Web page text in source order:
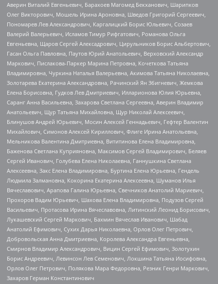
Аверин Виталий Евгеньевич, Барахоев Магомед Бекханович, Шарипков
Олег Викторович, Мошель Ирина Ароновна, Шведов Григорий Сергеевич,
Пономарев Лев Александрович, Каргалицкий Борис Юльевич, Созаев
Валерий Валерьевич, Исламов Тимур Рифгатович, Романова Ольга
Евгеньевна, Щаров Сергей Алексадрович, Цирульников Борис Альбертович,
Гасан Ольга Павловна, Паутов Юрий Анатольевич, Верховский Александр
Маркович, Пислакова-Паркер Марина Петровна, Кочеткова Татьяна
Владимировна, Чуркина Наталья Валерьевна, Акимова Татьяна Николаевна,
Золотарева Екатерина Александровна, Рачинский Ян Збигневич, Жемкова
Елена Борисовна, Гудков Лев Дмитриевич, Илларионова Юлия Юрьевна,
Саранг Анна Васильевна, Захарова Светлана Сергеевна, Аверин Владимир
Анатольевич, Щур Татьяна Михайловна, Щур Николай Алексеевич,
Блинушов Андрей Юрьевич, Мосин Алексей Геннадьевич, Гефтер Валентин
Михайлович, Симонов Алексей Кириллович, Флиге Ирина Анатольевна,
Мельникова Валентина Дмитриевна, Вититинова Елена Владимировна,
Баженова Светлана Куприяновна, Максимов Сергей Владимирович, Беляев
Сергей Иванович, Голубева Елена Николаевна, Ганнушкина Светлана
Алексеевна, Закс Елена Владимировна, Буртина Елена Юрьевна, Гендель
Людмила Залмановна, Кокорина Екатерина Алексеевна, Шуманов Илья
Вячеславович, Арапова Галина Юрьевна, Свечников Анатолий Мариевич,
Прохоров Вадим Юрьевич, Шахова Елена Владимировна, Подузов Сергей
Васильевич, Протасова Ирина Вячеславовна, Литинский Леонид Борисович,
Лукашевский Сергей Маркович, Бахмин Вячеслав Иванович, Шабад
Анатолий Ефимович, Сухих Дарья Николаевна, Орлов Олег Петрович,
Добровольская Анна Дмитриевна, Королева Александра Евгеньевна,
Смирнов Владимир Александрович, Вицин Сергей Ефимович, Золотухин
Борис Андреевич, Левинсон Лев Семенович, Локшина Татьяна Иосифовна,
Орлов Олег Петрович, Полякова Мара Федоровна, Резник Генри Маркович,
Захаров Герман Константинович